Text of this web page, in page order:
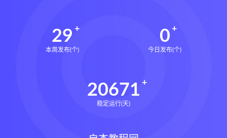
29
本周发布(个)
0
今日发布(个)
20671
稳定运行(天)